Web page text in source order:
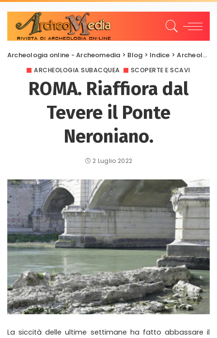
Archeologia online - Archeomedia > Blog > Indice >Archeologia Subacquea
ARCHEOLOGIA SUBACQUEA SCOPERTE E SCAVI
ROMA. Riaffiora dal
Tevere il Ponte
Neroniano.
2 Luglio 2022
La siccità delle ultime settimane ha fatto abbassare il